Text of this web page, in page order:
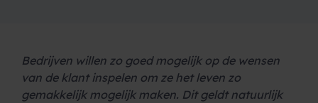
Bedrijven willen zo goed mogelijk op de wensen
van de klant inspelen om ze het leven zo
gemakkelijk mogelijk maken. Dit geldt natuurlijk